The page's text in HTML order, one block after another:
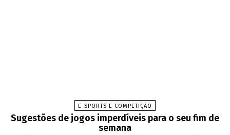
E-SPORTS E COMPETIÇÃO
Sugestões de jogos imperdíveis para o seu fim de
semana